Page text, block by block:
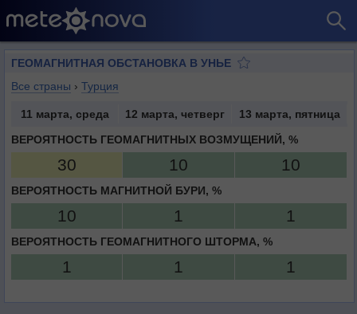
ГЕОМАГНИТНАЯ ОБСТАНОВКА В УНЬЕ
Все страны › Турция
11 марта, среда 12 марта, четверг
13 марта, пятница
ВЕРОЯТНОСТЬ ГЕОМАГНИТНЫХ ВОЗМУЩЕНИЙ, %
30 10 10
ВЕРОЯТНОСТЬ МАГНИТНОЙ БУРИ, %
10 1 1
ВЕРОЯТНОСТЬ ГЕОМАГНИТНОГО ШТОРМА, %
1 1 1